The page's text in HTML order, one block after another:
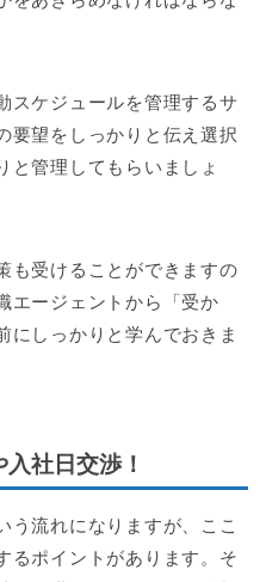
スケジュールを管理するサ
要望をしっかりと伝え選択
と管理してもらいましょ
も受けることができますの
エージェントから「受か
にしっかりと学んでおきま
入社日交渉！
う流れになりますが、ここ
るポイントがあります。そ